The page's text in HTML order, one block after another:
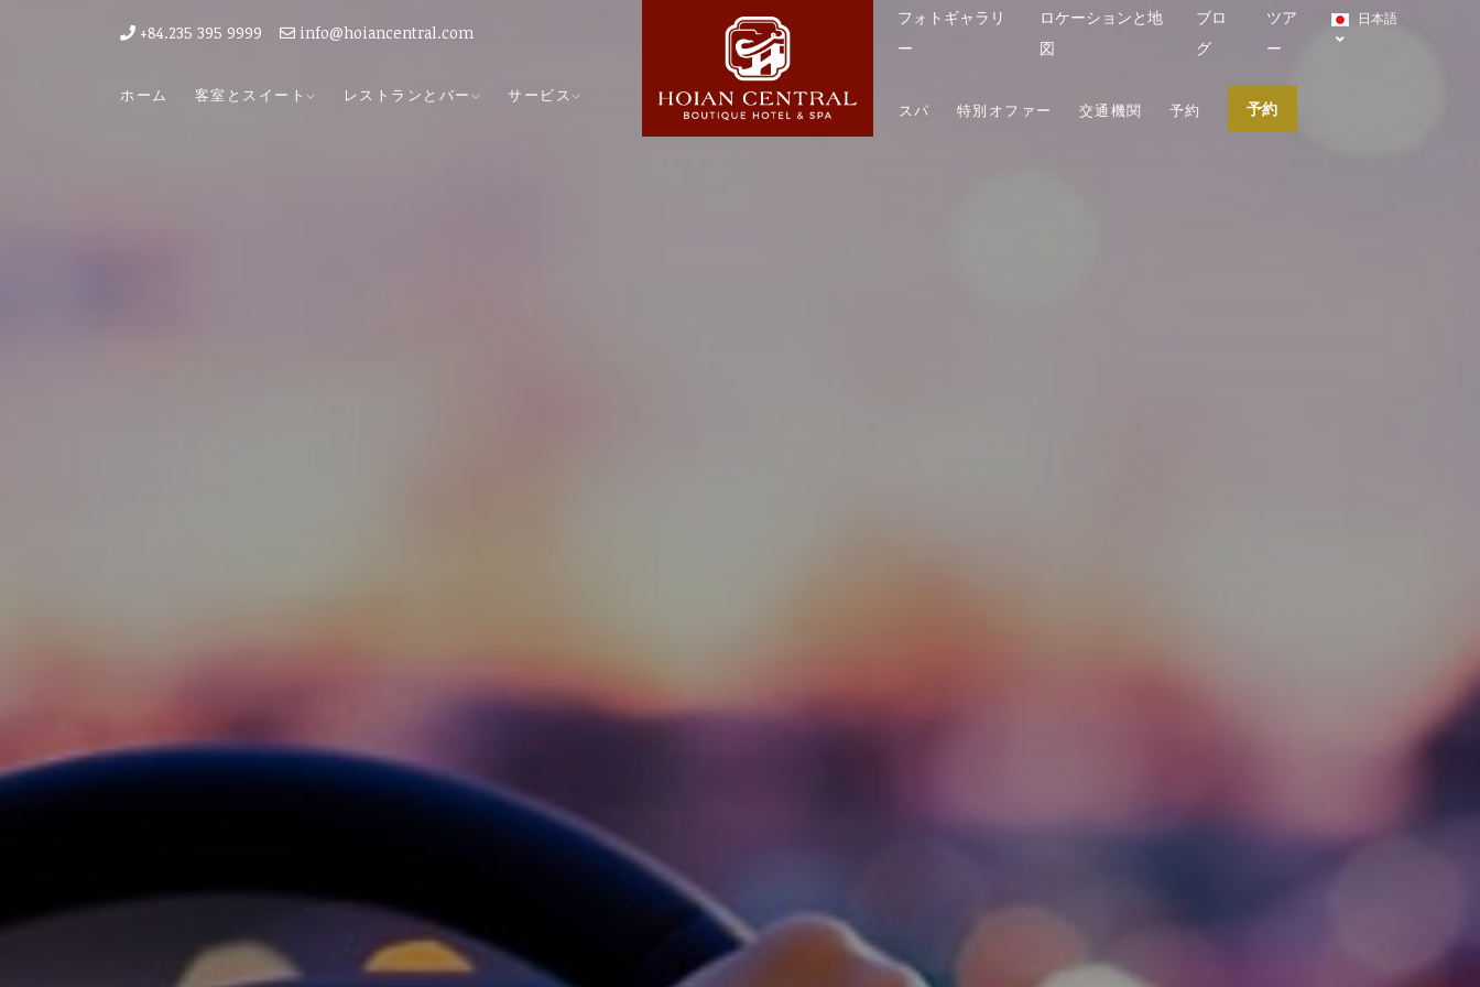
+84.235 395 9999 info@hoiancentral.com
ホーム 客室とスイート レストランとバー サービス
フォトギャラリ
ー
ロケーションと地
図
ブロ
グ
ツア
ー
日本語
スパ 特別オファー 交通機関 予約 予約